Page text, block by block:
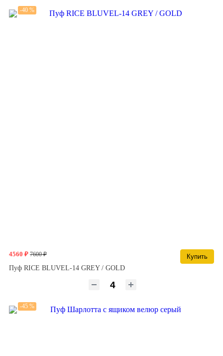
4560 ₽ 7600 ₽
-40 %
Купить
Пуф RICE BLUVEL-14 GREY / GOLD
-45 %